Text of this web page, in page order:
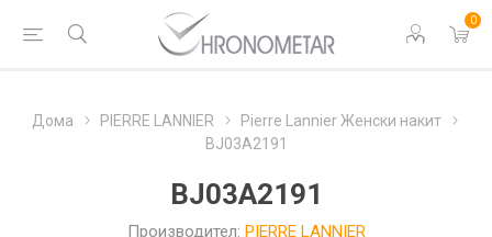
0
Дома PIERRE LANNIER
Pierre Lannier Женски накит
BJ03A2191
BJ03A2191
Производител: PIERRE LANNIER